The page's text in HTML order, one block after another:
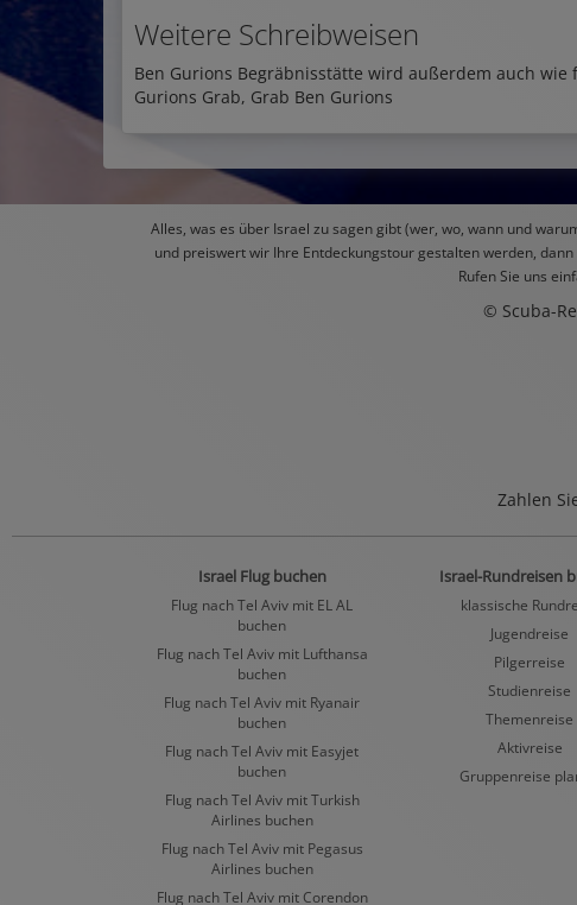
Weitere Schreibweisen
Ben Gurions Begräbnisstätte wird außerdem auch wie
Gurions Grab, Grab Ben Gurions
Alles, was es über Israel zu sagen gibt (wer, wo, wann und
und preiswert wir Ihre Entdeckungstour gestalten werden,
Rufen Sie uns
© Scuba-
Zahlen
Israel Flug buchen
Flug nach Tel Aviv mit EL AL
buchen
Flug nach Tel Aviv mit Lufthansa
buchen
Flug nach Tel Aviv mit Ryanair
buchen
Flug nach Tel Aviv mit Easyjet
buchen
Flug nach Tel Aviv mit Turkish
Airlines buchen
Flug nach Tel Aviv mit Pegasus
Airlines buchen
Flug nach Tel Aviv mit Corendon
Israel-Rundreisen
klassische
Jugendreise
Pilgerreise
Studienreise
Themenreise
Aktivreise
Gruppenreise